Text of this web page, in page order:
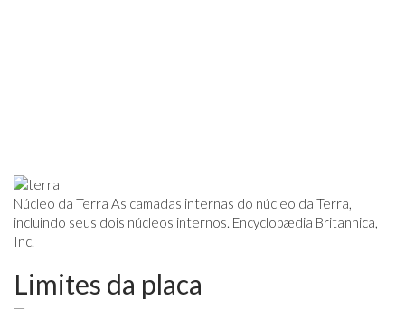
Núcleo da Terra As camadas internas do núcleo da Terra,
incluindo seus dois núcleos internos. Encyclopædia Britannica,
Inc.
Limites da placa